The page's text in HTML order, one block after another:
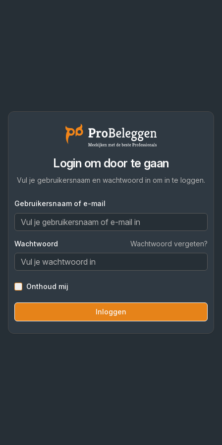
Login om door te gaan
Vul je gebruikersnaam en wachtwoord in om in te loggen.
Gebruikersnaam of e-mail
Wachtwoord Wachtwoord vergeten?
Onthoud mij
Inloggen